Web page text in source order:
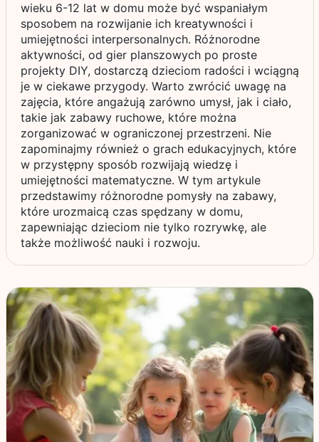
wieku 6-12 lat w domu może być wspaniałym
sposobem na rozwijanie ich kreatywności i
umiejętności interpersonalnych. Różnorodne
aktywności, od gier planszowych po proste
projekty DIY, dostarczą dzieciom radości i wciągną
je w ciekawe przygody. Warto zwrócić uwagę na
zajęcia, które angażują zarówno umysł, jak i ciało,
takie jak zabawy ruchowe, które można
zorganizować w ograniczonej przestrzeni. Nie
zapominajmy również o grach edukacyjnych, które
w przystępny sposób rozwijają wiedzę i
umiejętności matematyczne. W tym artykule
przedstawimy różnorodne pomysły na zabawy,
które urozmaicą czas spędzany w domu,
zapewniając dzieciom nie tylko rozrywkę, ale
także możliwość nauki i rozwoju.